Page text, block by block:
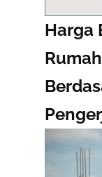
Harga